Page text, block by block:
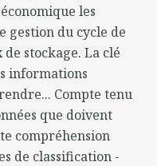
les
gestion du cycle de
stockage. La clé
informations
Compte tenu
que doivent
compréhension
de classification -